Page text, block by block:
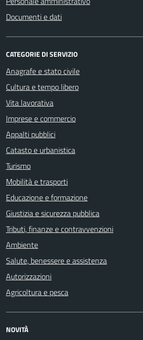
Documenti e dati
CATEGORIE DI SERVIZIO
Anagrafe e stato civile
Cultura e tempo libero
Vita lavorativa
Imprese e commercio
Appalti pubblici
Catasto e urbanistica
Turismo
Mobilità e trasporti
Educazione e formazione
Giustizia e sicurezza pubblica
Tributi, finanze e contravvenzioni
Ambiente
Salute, benessere e assistenza
Autorizzazioni
Agricoltura e pesca
NOVITÀ